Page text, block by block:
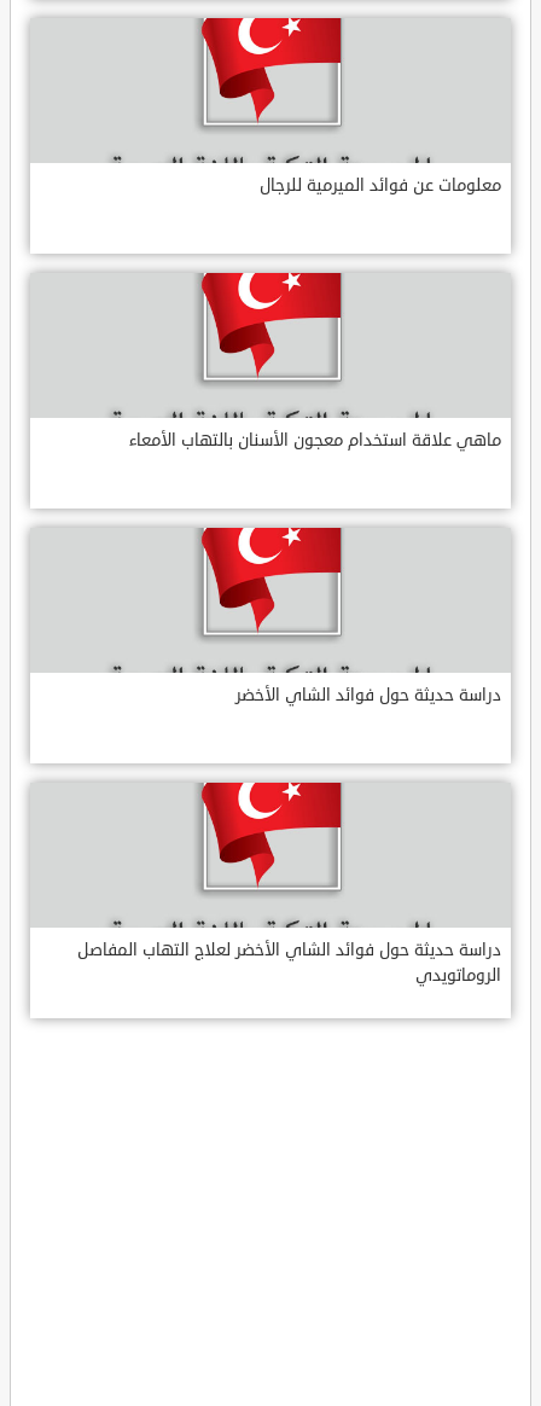
معلومات عن فوائد الميرمية للرجال
ماهي علاقة استخدام معجون الأسنان بالتهاب الأمعاء
دراسة حديثة حول فوائد الشاي الأخضر
دراسة حديثة حول فوائد الشاي الأخضر لعلاج التهاب المفاصل
الروماتويدي